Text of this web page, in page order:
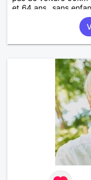
et 64 ans...sans
adultes et qui n
une où plusieurs
recherche ecrivez